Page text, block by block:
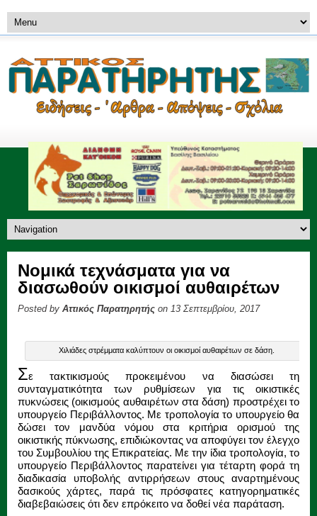
Νομικά τεχνάσματα για να
διασωθούν οικισμοί αυθαιρέτων
Posted by Αττικός Παρατηρητής on 13 Σεπτεμβρίου, 2017
Χιλιάδες στρέμματα καλύπτουν οι οικισμοί αυθαιρέτων σε δάση.
Σε τακτικισμούς προκειμένου να διασώσει τη
συνταγματικότητα των ρυθμίσεων για τις οικιστικές
πυκνώσεις (οικισμούς αυθαιρέτων στα δάση) προστρέχει το
υπουργείο Περιβάλλοντος. Με τροπολογία το υπουργείο θα
δώσει τον μανδύα νόμου στα κριτήρια ορισμού της
οικιστικής πύκνωσης, επιδιώκοντας να αποφύγει τον έλεγχο
του Συμβουλίου της Επικρατείας. Με την ίδια τροπολογία, το
υπουργείο Περιβάλλοντος παρατείνει για τέταρτη φορά τη
διαδικασία υποβολής αντιρρήσεων στους αναρτημένους
δασικούς χάρτες, παρά τις πρόσφατες κατηγορηματικές
διαβεβαιώσεις ότι δεν επρόκειτο να δοθεί νέα παράταση.